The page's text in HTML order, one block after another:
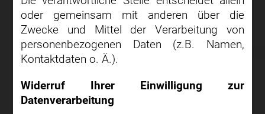
oder gemeinsam mit anderen über die
Zwecke und Mittel der Verarbeitung von
personenbezogenen Daten (z.B. Namen,
Kontaktdaten o. Ä.).
Widerruf Ihrer Einwilligung zur
Datenverarbeitung